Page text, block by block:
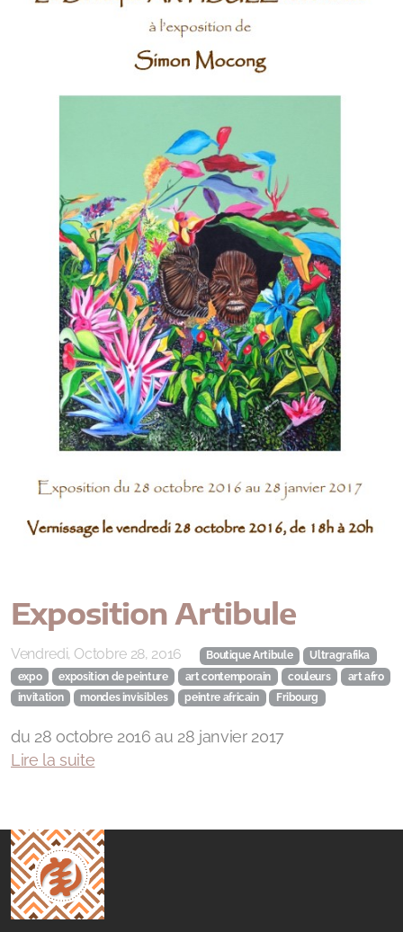
Exposition Artibule
Vendredi, Octobre 28, 2016 Boutique Artibule
Ultragrafika
expo
exposition de peinture art contemporain couleurs
art afro
invitation
mondes invisibles peintre africain Fribourg
du 28 octobre 2016 au 28 janvier 2017
Lire la suite